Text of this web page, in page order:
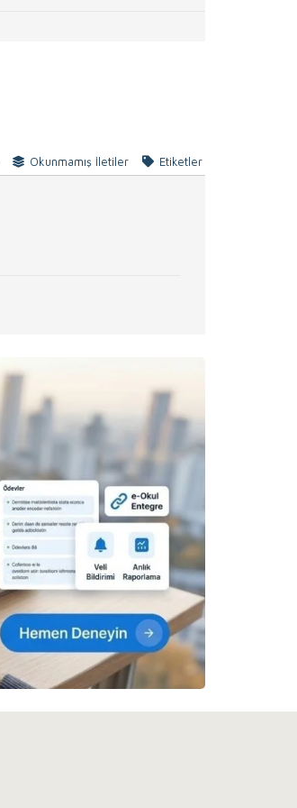
Okunmamış İletiler Etiketler